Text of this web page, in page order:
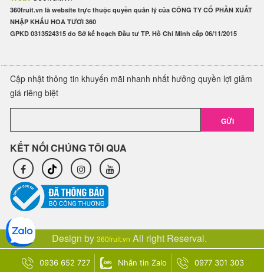
360fruit.vn là website trực thuộc quyền quản lý của CÔNG TY CỔ PHẦN XUẤT
NHẬP KHẨU HOA TƯƠI 360
GPKD 0313524315 do Sở kế hoạch Đầu tư TP. Hồ Chí Minh cấp 06/11/2015
Cập nhật thông tin khuyến mãi nhanh nhất hưởng quyền lợi giảm
giá riêng biệt
GỬI
KẾT NỐI CHÚNG TÔI QUA
Design by 360fruit.vn All right Reserval.
0936 652 727 Nhắn tin Zalo 0977 301 303